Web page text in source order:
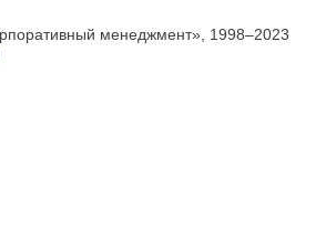
менеджмент», 1998–2023